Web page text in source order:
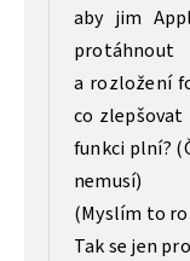
aby jim
a rozložení
co zlepšovat
funkci plní?
nemusí)
(Myslím to
Tak se jen